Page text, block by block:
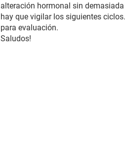
alteración hormonal sin
hay que vigilar los siguientes
para evaluación.
Saludos!